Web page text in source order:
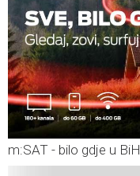
m:SAT - bilo gdje u BiH